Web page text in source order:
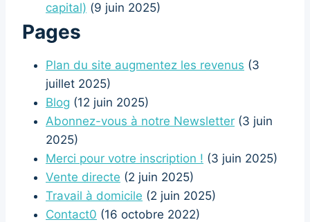
capital) (9 juin 2025)
Pages
Plan du site augmentez les revenus (3
juillet 2025)
Blog (12 juin 2025)
Abonnez-vous à notre Newsletter (3 juin
2025)
Merci pour votre inscription ! (3 juin 2025)
Vente directe (2 juin 2025)
Travail à domicile (2 juin 2025)
Contact0 (16 octobre 2022)